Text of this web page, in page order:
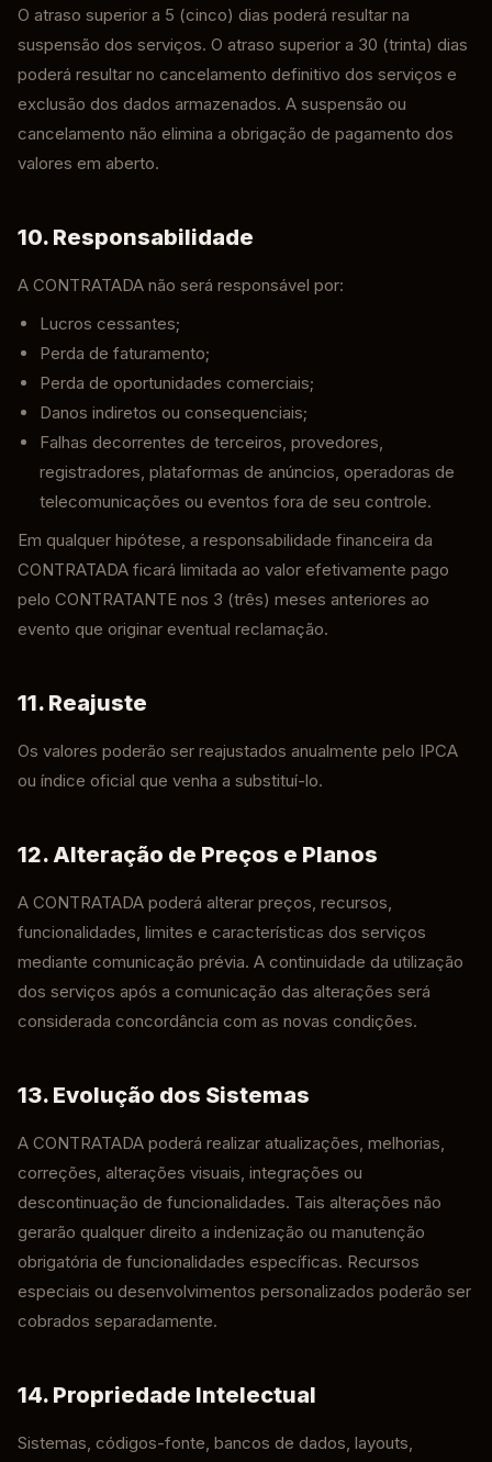
O atraso superior a 5 (cinco) dias poderá resultar na
suspensão dos serviços. O atraso superior a 30 (trinta) dias
poderá resultar no cancelamento definitivo dos serviços e
exclusão dos dados armazenados. A suspensão ou
cancelamento não elimina a obrigação de pagamento dos
valores em aberto.
10. Responsabilidade
A CONTRATADA não será responsável por:
Lucros cessantes;
Perda de faturamento;
Perda de oportunidades comerciais;
Danos indiretos ou consequenciais;
Falhas decorrentes de terceiros, provedores,
registradores, plataformas de anúncios, operadoras de
telecomunicações ou eventos fora de seu controle.
Em qualquer hipótese, a responsabilidade financeira da
CONTRATADA ficará limitada ao valor efetivamente pago
pelo CONTRATANTE nos 3 (três) meses anteriores ao
evento que originar eventual reclamação.
11. Reajuste
Os valores poderão ser reajustados anualmente pelo IPCA
ou índice oficial que venha a substituí-lo.
12. Alteração de Preços e Planos
A CONTRATADA poderá alterar preços, recursos,
funcionalidades, limites e características dos serviços
mediante comunicação prévia. A continuidade da utilização
dos serviços após a comunicação das alterações será
considerada concordância com as novas condições.
13. Evolução dos Sistemas
A CONTRATADA poderá realizar atualizações, melhorias,
correções, alterações visuais, integrações ou
descontinuação de funcionalidades. Tais alterações não
gerarão qualquer direito a indenização ou manutenção
obrigatória de funcionalidades específicas. Recursos
especiais ou desenvolvimentos personalizados poderão ser
cobrados separadamente.
14. Propriedade Intelectual
Sistemas, códigos-fonte, bancos de dados, layouts,